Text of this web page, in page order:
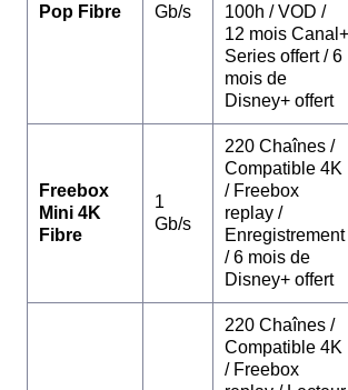
Pop Fibre
Gb/s
100h / VOD /
12 mois Canal+
Series offert / 6
mois de
Disney+ offert
Freebox
Mini 4K
Fibre
1
Gb/s
220 Chaînes /
Compatible 4K
/ Freebox
replay /
Enregistrement
/ 6 mois de
Disney+ offert
220 Chaînes /
Compatible 4K
/ Freebox